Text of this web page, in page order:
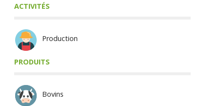
ACTIVITÉS
Production
PRODUITS
Bovins